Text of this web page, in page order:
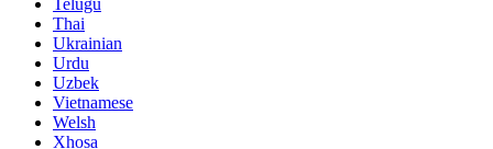
Thai
Ukrainian
Urdu
Uzbek
Vietnamese
Welsh
Xhosa